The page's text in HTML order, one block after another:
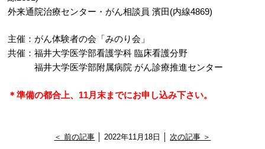
外来通院治療センター・がん相談員 濱田(内線4869)
主催：がん体験者の会「みのり会」
共催：福井大学医学部看護学科 臨床看護分野
福井大学医学部附属病院 がん診療推進センター
＊準備の都合上、11月末までにお申し込み下さい。
＜ 前の記事 │ 2022年11月18日 │次の記事 ＞